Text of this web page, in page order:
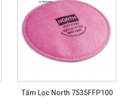
Tấm Lọc North 7535FFP100